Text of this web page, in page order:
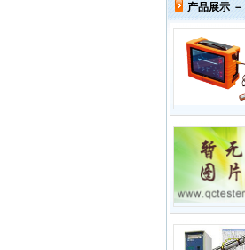
产品展示 －